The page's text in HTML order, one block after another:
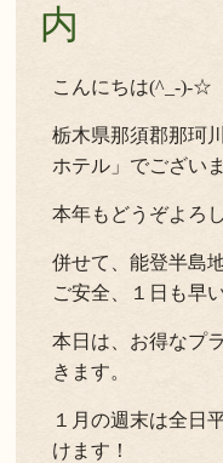
内
こんにちは(^_-)-☆
栃木県那須郡那珂
ホテル」でございま
本年もどうぞよろ
併せて、能登半島
ご安全、１日も早
本日は、お得なプ
きます。
１月の週末は全日
けます！